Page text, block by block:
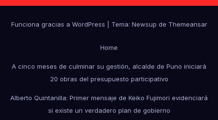
Funciona gracias a WordPress Tema: Newsup de Themeansar
Home
A cinco meses de culminar su gestión, alcalde de Puno iniciará
20 obras del presupuesto participativo
Alberto Quintanilla: Primer mensaje de Keiko Fujimori evidenciará
si existe un verdadero plan de gobierno